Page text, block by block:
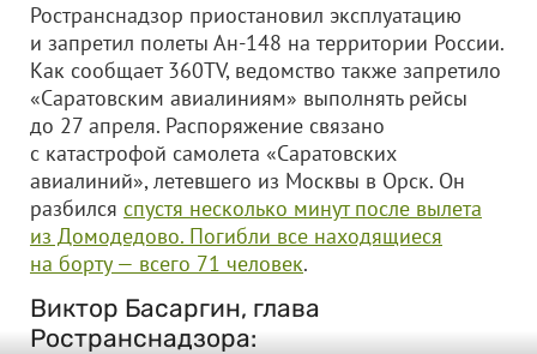
Ространснадзор приостановил эксплуатацию
и запретил полеты Ан-148 на территории России.
Как сообщает 360TV, ведомство также запретило
«Саратовским авиалиниям» выполнять рейсы
до 27 апреля. Распоряжение связано
с катастрофой самолета «Саратовских
авиалиний», летевшего из Москвы в Орск. Он
разбился спустя несколько минут после вылета
из Домодедово. Погибли все находящиеся
на борту — всего 71 человек.
Виктор Басаргин, глава
Ространснадзора: